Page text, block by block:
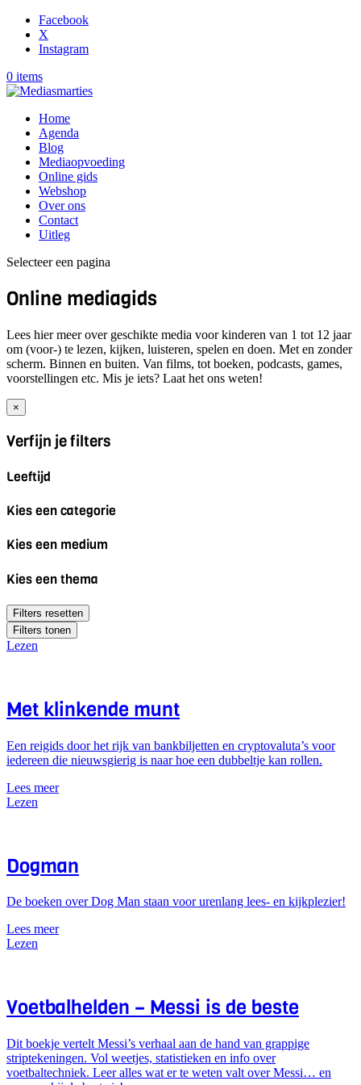
Facebook
X
Instagram
0 items
Home
Agenda
Blog
Mediaopvoeding
Online gids
Webshop
Over ons
Contact
Uitleg
Selecteer een pagina
Online mediagids
Lees hier meer over geschikte media voor kinderen van 1 tot 12 jaar
om (voor-) te lezen, kijken, luisteren, spelen en doen. Met en zonder
scherm. Binnen en buiten. Van films, tot boeken, podcasts, games,
voorstellingen etc. Mis je iets? Laat het ons weten!
×
Verfijn je filters
Leeftijd
Kies een categorie
Kies een medium
Kies een thema
Filters resetten
Filters tonen
Lezen
Met klinkende munt
Een reigids door het rijk van bankbiljetten en cryptovaluta’s voor
iedereen die nieuwsgierig is naar hoe een dubbeltje kan rollen.
Lees meer
Lezen
Dogman
De boeken over Dog Man staan voor urenlang lees- en kijkplezier!
Lees meer
Lezen
Voetbalhelden – Messi is de beste
Dit boekje vertelt Messi’s verhaal aan de hand van grappige
striptekeningen. Vol weetjes, statistieken en info over
voetbaltechniek. Leer alles wat er te weten valt over Messi… en